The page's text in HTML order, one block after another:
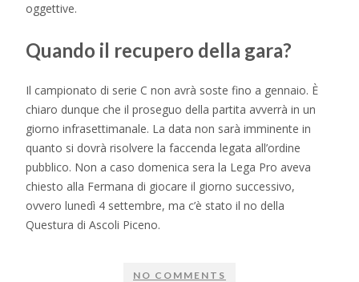
oggettive.
Quando il recupero della gara?
Il campionato di serie C non avrà soste fino a gennaio. È
chiaro dunque che il proseguo della partita avverrà in un
giorno infrasettimanale. La data non sarà imminente in
quanto si dovrà risolvere la faccenda legata all’ordine
pubblico. Non a caso domenica sera la Lega Pro aveva
chiesto alla Fermana di giocare il giorno successivo,
ovvero lunedì 4 settembre, ma c’è stato il no della
Questura di Ascoli Piceno.
NO COMMENTS